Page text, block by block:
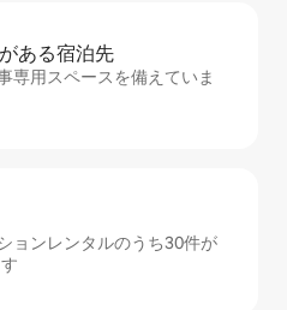
あ⁠る宿⁠泊⁠先
専用スペースを備えていま
ョンレンタルのうち30件が